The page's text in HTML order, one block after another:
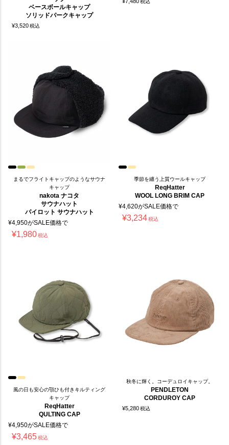
ベースボールキャップ
ソリッドパークキャップ
¥3,520税込
まるでフライトキャップのようなサウナ
キャップ
nakota ナコタ
サウナハット
パイロット サウナハット
¥4,950がSALE価格で
¥1,980税込
季節を纏う上質ウールキャップ
ReqHatter
WOOL LONG BRIM CAP
¥4,620がSALE価格で
¥3,234税込
風の日も安心の顎ひも付きキルティング
キャップ
ReqHatter
QULTING CAP
¥4,950がSALE価格で
¥3,465税込
秋冬に輝く。コーデュロイキャップ。
PENDLETON
CORDUROY CAP
¥5,280税込